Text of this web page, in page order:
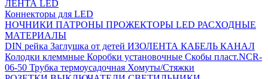
ЛЕНТА LED
Коннекторы для LED
НОЧНИКИ ПАТРОНЫ ПРОЖЕКТОРЫ LED РАСХОДНЫЕ
МАТЕРИАЛЫ
DIN рейка Заглушка от детей ИЗОЛЕНТА КАБЕЛЬ КАНАЛ
Колодки клеммные Коробки установочные Скобы пласт.NCR-
06-50 Трубка термоусадочная Хомуты/Стяжки